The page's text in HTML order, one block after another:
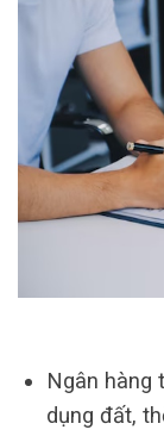
Ngân hàng
dụng đất,